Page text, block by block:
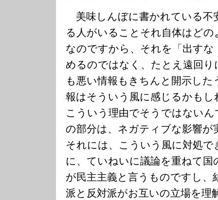
美味しんぼに書かれている不
る人がいることそれ自体はど
なのですから、それを「出すな
めるのではなく、たとえ遠回
も悪い情報もきちんと開示し
報はそういう風に感じるかも
こういう理由でそうではない
の部分は、ネガティブな影響が
それには、こういう風に対処で
に、ていねいに議論を重ねて
が民主主義と言うものですし、
派と反対派がお互いの立場を理